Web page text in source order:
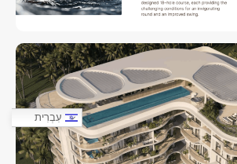
עִבְרִית